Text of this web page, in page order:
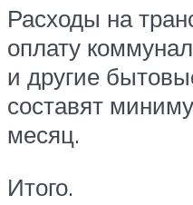
Расходы на
оплату
и другие
составят
месяц.
Итого.